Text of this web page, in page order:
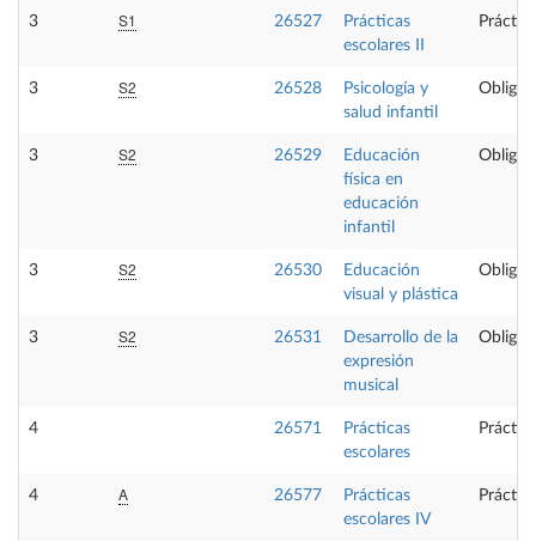
3 S1 26527
Prácticas
escolares II
3 S2 26528
Psicología y
salud infantil
3 S2 26529
Educación
física en
educación
infantil
3 S2 26530
Educación
visual y plástica
3 S2 26531
Desarrollo de la
expresión
musical
4 26571
Prácticas
escolares
4 A 26577
Prácticas
escolares IV